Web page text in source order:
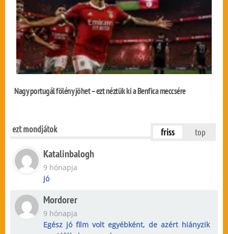
Nagy portugál fölény jöhet – ezt néztük ki a Benfica meccsére
ezt mondjátok friss top
Katalinbalogh
9 hónapja
jó
Mordorer
9 hónapja
Egész jó film volt egyébként, de azért hiányzik